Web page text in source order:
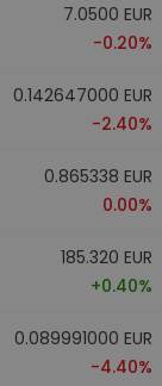
7.0500 EUR
-0.20%
0.142647000 EUR
-2.40%
0.865338 EUR
0.00%
185.320 EUR
+0.40%
0.089991000 EUR
-4.40%